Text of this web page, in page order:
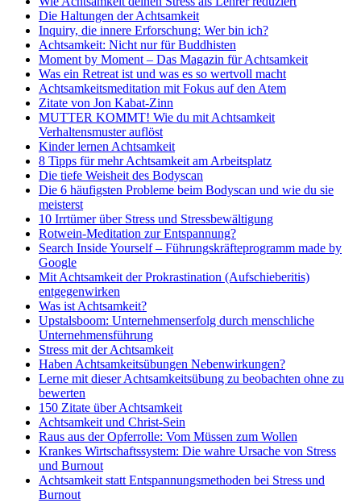
Die Haltungen der Achtsamkeit
Inquiry, die innere Erforschung: Wer bin ich?
Achtsamkeit: Nicht nur für Buddhisten
Moment by Moment – Das Magazin für Achtsamkeit
Was ein Retreat ist und was es so wertvoll macht
Achtsamkeitsmeditation mit Fokus auf den Atem
Zitate von Jon Kabat-Zinn
MUTTER KOMMT! Wie du mit Achtsamkeit
Verhaltensmuster auflöst
Kinder lernen Achtsamkeit
8 Tipps für mehr Achtsamkeit am Arbeitsplatz
Die tiefe Weisheit des Bodyscan
Die 6 häufigsten Probleme beim Bodyscan und wie du sie
meisterst
10 Irrtümer über Stress und Stressbewältigung
Rotwein-Meditation zur Entspannung?
Search Inside Yourself – Führungskräfteprogramm made by
Google
Mit Achtsamkeit der Prokrastination (Aufschieberitis)
entgegenwirken
Was ist Achtsamkeit?
Upstalsboom: Unternehmenserfolg durch menschliche
Unternehmensführung
Stress mit der Achtsamkeit
Haben Achtsamkeitsübungen Nebenwirkungen?
Lerne mit dieser Achtsamkeitsübung zu beobachten ohne zu
bewerten
150 Zitate über Achtsamkeit
Achtsamkeit und Christ-Sein
Raus aus der Opferrolle: Vom Müssen zum Wollen
Krankes Wirtschaftssystem: Die wahre Ursache von Stress
und Burnout
Achtsamkeit statt Entspannungsmethoden bei Stress und
Burnout